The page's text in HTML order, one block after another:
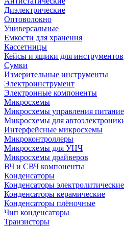
Диэлектрические
Оптоволокно
Универсальные
Емкости для хранения
Кассетницы
Кейсы и ящики для инструментов
Сумки
Измерительные инструменты
Электроинструмент
Электронные компоненты
Микросхемы
Микросхемы управления
Микросхемы для
Интерфейсные микросхемы
Микроконтроллеры
Микросхемы для УНЧ
Микросхемы драйверов
ВЧ и СВЧ компоненты
Конденсаторы
Конденсаторы электролитические
Конденсаторы керамические
Конденсаторы плёночные
Чип конденсаторы
Транзисторы